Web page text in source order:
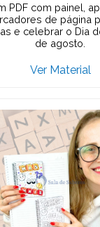
PDF com painel,
de página
e celebrar o Dia
de agosto.
Ver Material